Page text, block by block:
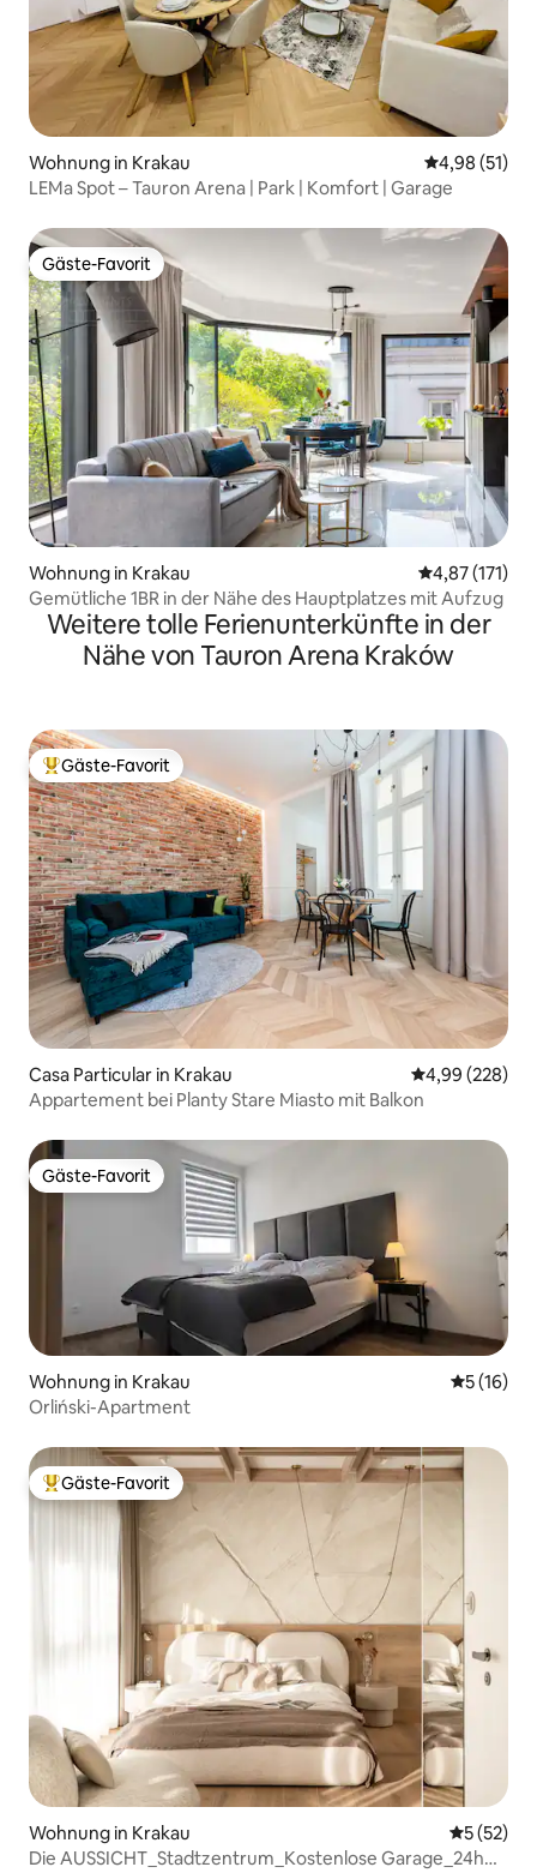
Wohnung in Krakau
4,98 (51)
LEMa Spot – Tauron Arena | Park | Komfort | Garage
Gäste-Favorit
Gäste-Favorit
Wohnung in Krakau
4,87 (171)
Gemütliche 1BR in der Nähe des Hauptplatzes mit Aufzug
Weitere tolle Ferienunterkünfte in der
Nähe von Tauron Arena Kraków
Beliebter Gäste-Favorit.
Gäste-Favorit
Casa Particular in Krakau
4,99 (228)
Appartement bei Planty Stare Miasto mit Balkon
Gäste-Favorit
Gäste-Favorit
Wohnung in Krakau
5 (16)
Orliński-Apartment
Beliebter Gäste-Favorit.
Gäste-Favorit
Wohnung in Krakau
5 (52)
Die AUSSICHT_Stadtzentrum_Kostenlose Garage_24h